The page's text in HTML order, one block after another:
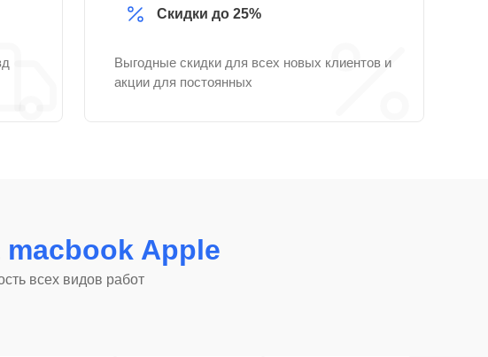
Скидки до 25%
Выгодные скидки для всех новых клиентов и
акции для постоянных
macbook Apple
всех видов работ